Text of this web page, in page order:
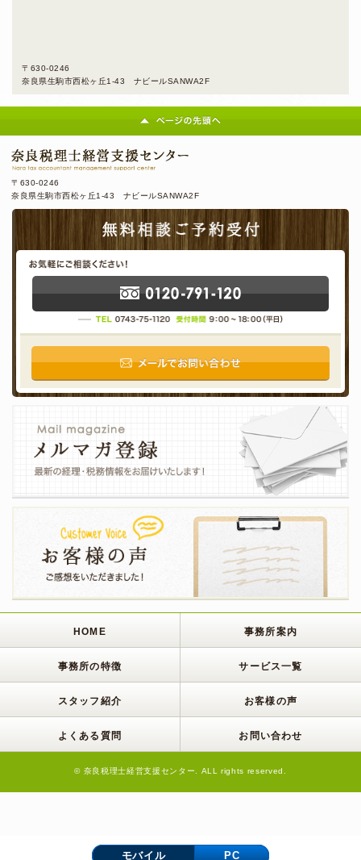
〒630-0246
奈良県生駒市西松ヶ丘1-43 ナビールSANWA2F
〒630-0246
奈良県生駒市西松ヶ丘1-43 ナビールSANWA2F
HOME 事務所案内
事務所の特徴 サービス一覧
スタッフ紹介 お客様の声
よくある質問 お問い合わせ
© 奈良税理士経営支援センター. ALL rights reserved.
モバイル PC